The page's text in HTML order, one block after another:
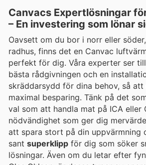
Canvacs Expertlösningar
– En investering som lönar
Oavsett om du bor i norr eller
radhus, finns det en Canvac
perfekt för dig. Våra experter ser
bästa rådgivningen och en
skräddarsydd för dina behov, så att
maximal besparing. Tänk på det
val som att handla mat på ICA eller
nödvändighet som ger dig
att spara stort på din uppvärmning
sant superklipp för dig som söker
lösningar. Även om du letar efter